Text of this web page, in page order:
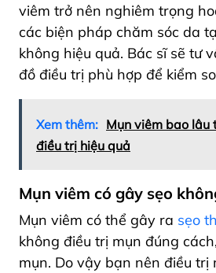
viêm trở nên nghiêm trọng
các biện pháp chăm sóc da
không hiệu quả. Bác sĩ sẽ tư
đồ điều trị phù hợp để kiểm
Xem thêm: Mụn viêm bao lâu
điều trị hiệu quả
Mụn viêm có gây sẹo
Mụn viêm có thể gây ra sẹo
không điều trị mụn đúng
mụn. Do vậy bạn nên điều trị